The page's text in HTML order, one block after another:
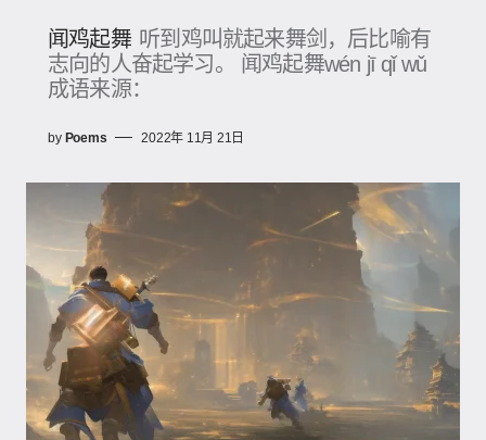
闻鸡起舞 听到鸡叫就起来舞剑，后比喻有
志向的人奋起学习。 闻鸡起舞wén jī qǐ wǔ
成语来源：
by Poems 2022年 11月 21日